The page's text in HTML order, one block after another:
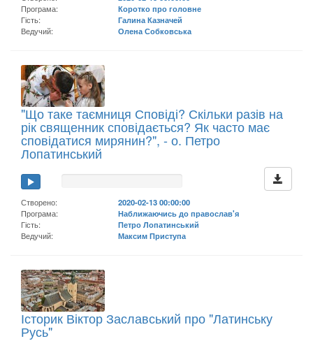
Програма:
Коротко про головне
Гість:
Галина Казначей
Ведучий:
Олена Собковська
"Що таке таємниця Сповіді? Скільки разів на
рік священник сповідається? Як часто має
сповідатися мирянин?", - о. Петро
Лопатинський
Створено:
2020-02-13 00:00:00
Програма:
Наближаючись до православ'я
Гість:
Петро Лопатинський
Ведучий:
Максим Приступа
Історик Віктор Заславський про "Латинську
Русь"